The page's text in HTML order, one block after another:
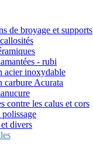
de broyage et supports
- rubi
acier inoxydable
carbure Acurata
contre les calus et cors
divers